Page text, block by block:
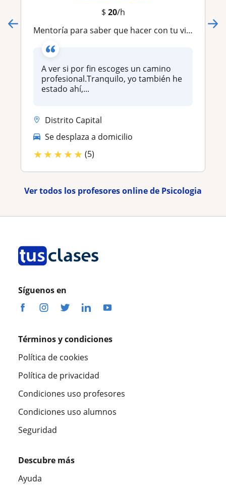
$ 20/h
Mentoría para saber que hacer con tu vida profesionalmente
A ver si por fin escoges un camino
profesional.Tranquilo, yo también he
estado ahí,...
Distrito Capital
Se desplaza a domicilio
★★★★★ (5)
Ver todos los profesores online de Psicologia
Síguenos en
Términos y condiciones
Política de cookies
Política de privacidad
Condiciones uso profesores
Condiciones uso alumnos
Seguridad
Descubre más
Ayuda